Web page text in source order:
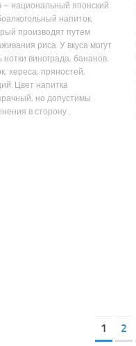
– национальный японский
напиток,
производят путем
риса. У вкуса могут
нотки винограда, бананов,
хереса, пряностей,
Цвет напитка
но допустимы
в сторону...
1 2